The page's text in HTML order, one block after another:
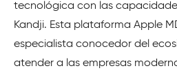
tecnológica con las
Kandji. Esta plataforma Apple
especialista conocedor del
atender a las empresas